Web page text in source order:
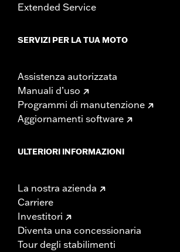
Extended Service
SERVIZI PER LA TUA MOTO
Assistenza autorizzata
Manuali d’uso
Programmi di manutenzione
Aggiornamenti software
ULTERIORI INFORMAZIONI
La nostra azienda
Carriere
Investitori
Diventa una concessionaria
Tour degli stabilimenti